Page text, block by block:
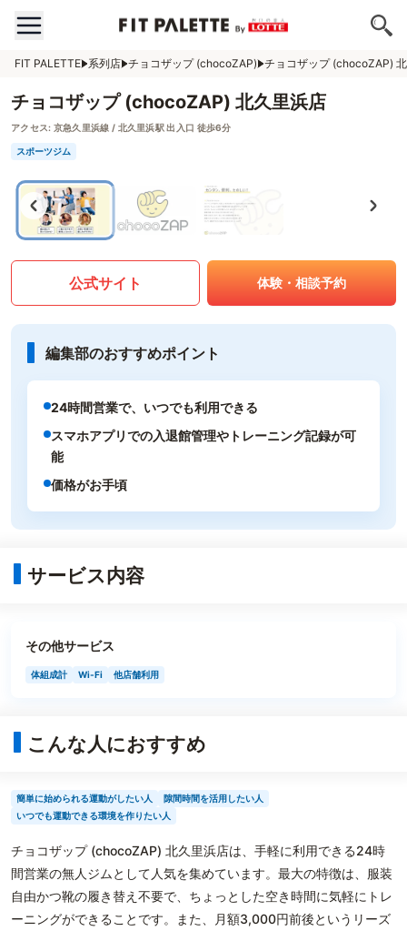
FIT PALETTE 系列店 チョコザップ (chocoZAP) チョコザップ (chocoZAP)
チョコザップ (chocoZAP) 北久里浜店
アクセス: 京急久里浜線 / 北久里浜駅 出入口 徒歩6分
スポーツジム
公式サイト 体験・相談予約
編集部のおすすめポイント
24時間営業で、いつでも利用できる
スマホアプリでの入退館管理やトレーニング記録が可
能
価格がお手頃
サービス内容
その他サービス
体組成計 Wi-Fi 他店舗利用
こんな人におすすめ
簡単に始められる運動がしたい人
隙間時間を活用したい人
いつでも運動できる環境を作りたい人
チョコザップ (chocoZAP) 北久里浜店は、手軽に利用できる24時
間営業の無人ジムとして人気を集めています。最大の特徴は、服装
自由かつ靴の履き替え不要で、ちょっとした空き時間に気軽にトレ
ーニングができることです。また、月額3,000円前後というリーズ